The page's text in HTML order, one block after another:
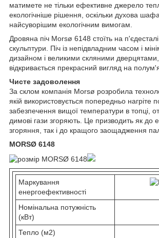
матимете не тільки ефективне джерело
екологічніше рішення, оскільки духова шафа
найсуворішим екологічним вимогам.
Дровяна піч Morsø 6148 стоїть на
скульптури. Піч із непідвладним часом і
дизайном і великими скляними
відкривається прекрасний вигляд на
Чисте задоволення
За склом компанія Morsø розробила
якій використовується попередньо нагріте
забезпечення вищої температури в топці,
димові гази згоряють. Це призводить як до
згоряння, так і до кращого заощадження
MORSØ 6148
Маркування
енергоефективності
Номінальна потужність
(кВт)
Тепло (м2)